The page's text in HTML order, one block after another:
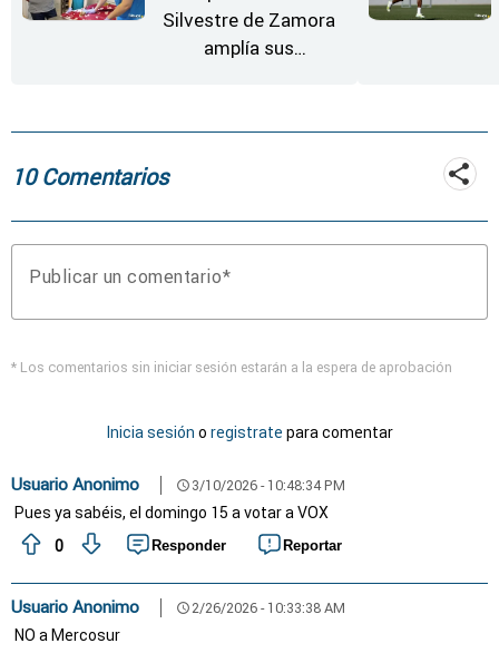
Silvestre de Zamora
amplía sus
10 Comentarios
Publicar un comentario
* Los comentarios sin iniciar sesión estarán a la espera de aprobación
Inicia sesión o registrate para comentar
Usuario Anonimo schedule 3/10/2026 - 10:48:34 PM
Pues ya sabéis, el domingo 15 a votar a VOX
0
Responder Reportar
Usuario Anonimo schedule2/26/2026 - 10:33:38 AM
NO a Mercosur